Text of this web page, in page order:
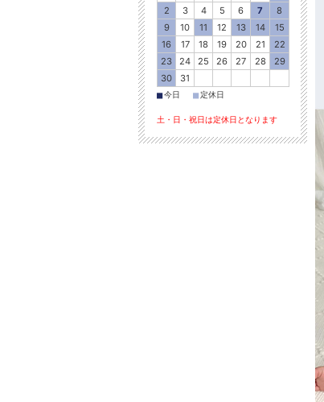
2
3 4 5 6 7
8
9
10 11 12 13 14
15
16
17 18 19 20 21
22
23
24 25 26 27 28
29
30
31
■今日 ■定休日
土・日・祝日は定休日となります